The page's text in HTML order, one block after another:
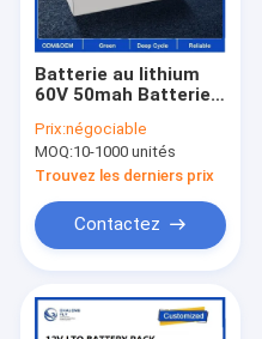
Batterie au lithium
60V 50mah Batterie
au lithium-ion
Rechargeable pour
100KWH 150KWH
Système de
stockage d'énergie
Prix:négociable
MOQ:10-1000 unités
Trouvez les derniers prix
Contactez